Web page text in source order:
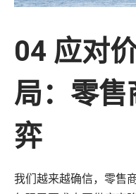
04 应对
局：零售
弈
我们越来越确信，零售